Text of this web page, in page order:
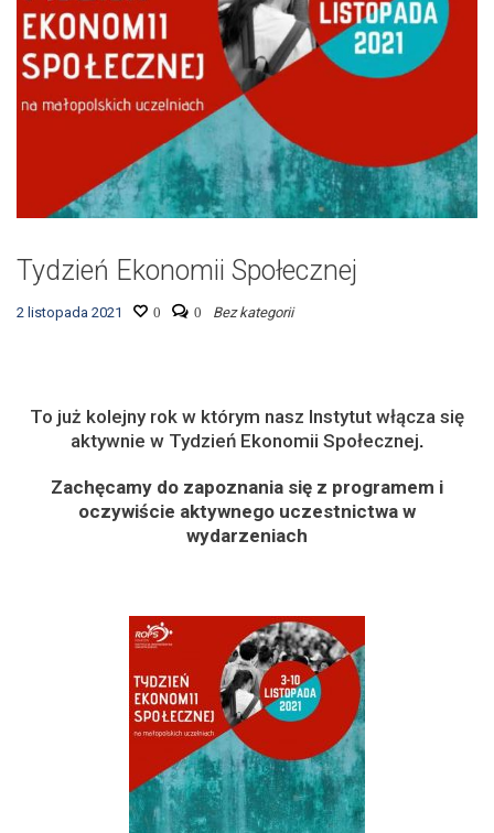
Tydzień Ekonomii Społecznej
2 listopada 2021 0 0 Bez kategorii
To już kolejny rok w którym nasz Instytut włącza się
aktywnie w Tydzień Ekonomii Społecznej.
Zachęcamy do zapoznania się z programem i
oczywiście aktywnego uczestnictwa w
wydarzeniach